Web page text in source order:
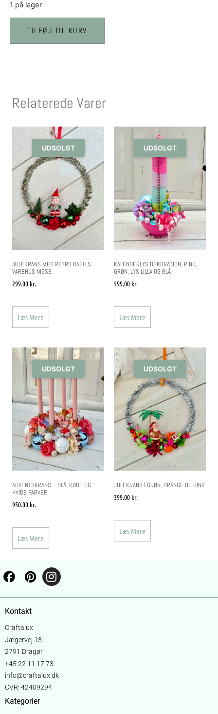
1 på lager
TILFØJ TIL KURV
Relaterede Varer
UDSOLGT
JULEKRANS MED RETRO DAELLS
VAREHUS NISSE
299.00 kr.
Læs Mere
UDSOLGT
KALENDERLYS DEKORATION, PINK,
GRØN, LYS LILLA OG BLÅ
599.00 kr.
Læs Mere
UDSOLGT
ADVENTSKRANS – BLÅ, RØDE OG
HVIDE FARVER
950.00 kr.
Læs Mere
UDSOLGT
JULEKRANS I GRØN, ORANGE OG PINK
399.00 kr.
Læs Mere
Kontakt
Craftalux
Jægervej 13
2791 Dragør
+45 22 11 17 73
info@craftalux.dk
CVR: 42409294
Kategorier